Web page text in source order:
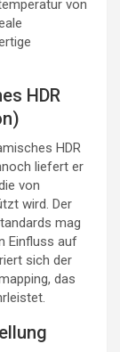
von
HDR
HDR
liefert er
von
wird. Der
mag
Einfluss auf
sich der
das